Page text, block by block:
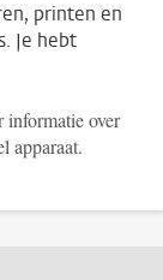
printen en
Je hebt
informatie over
apparaat.